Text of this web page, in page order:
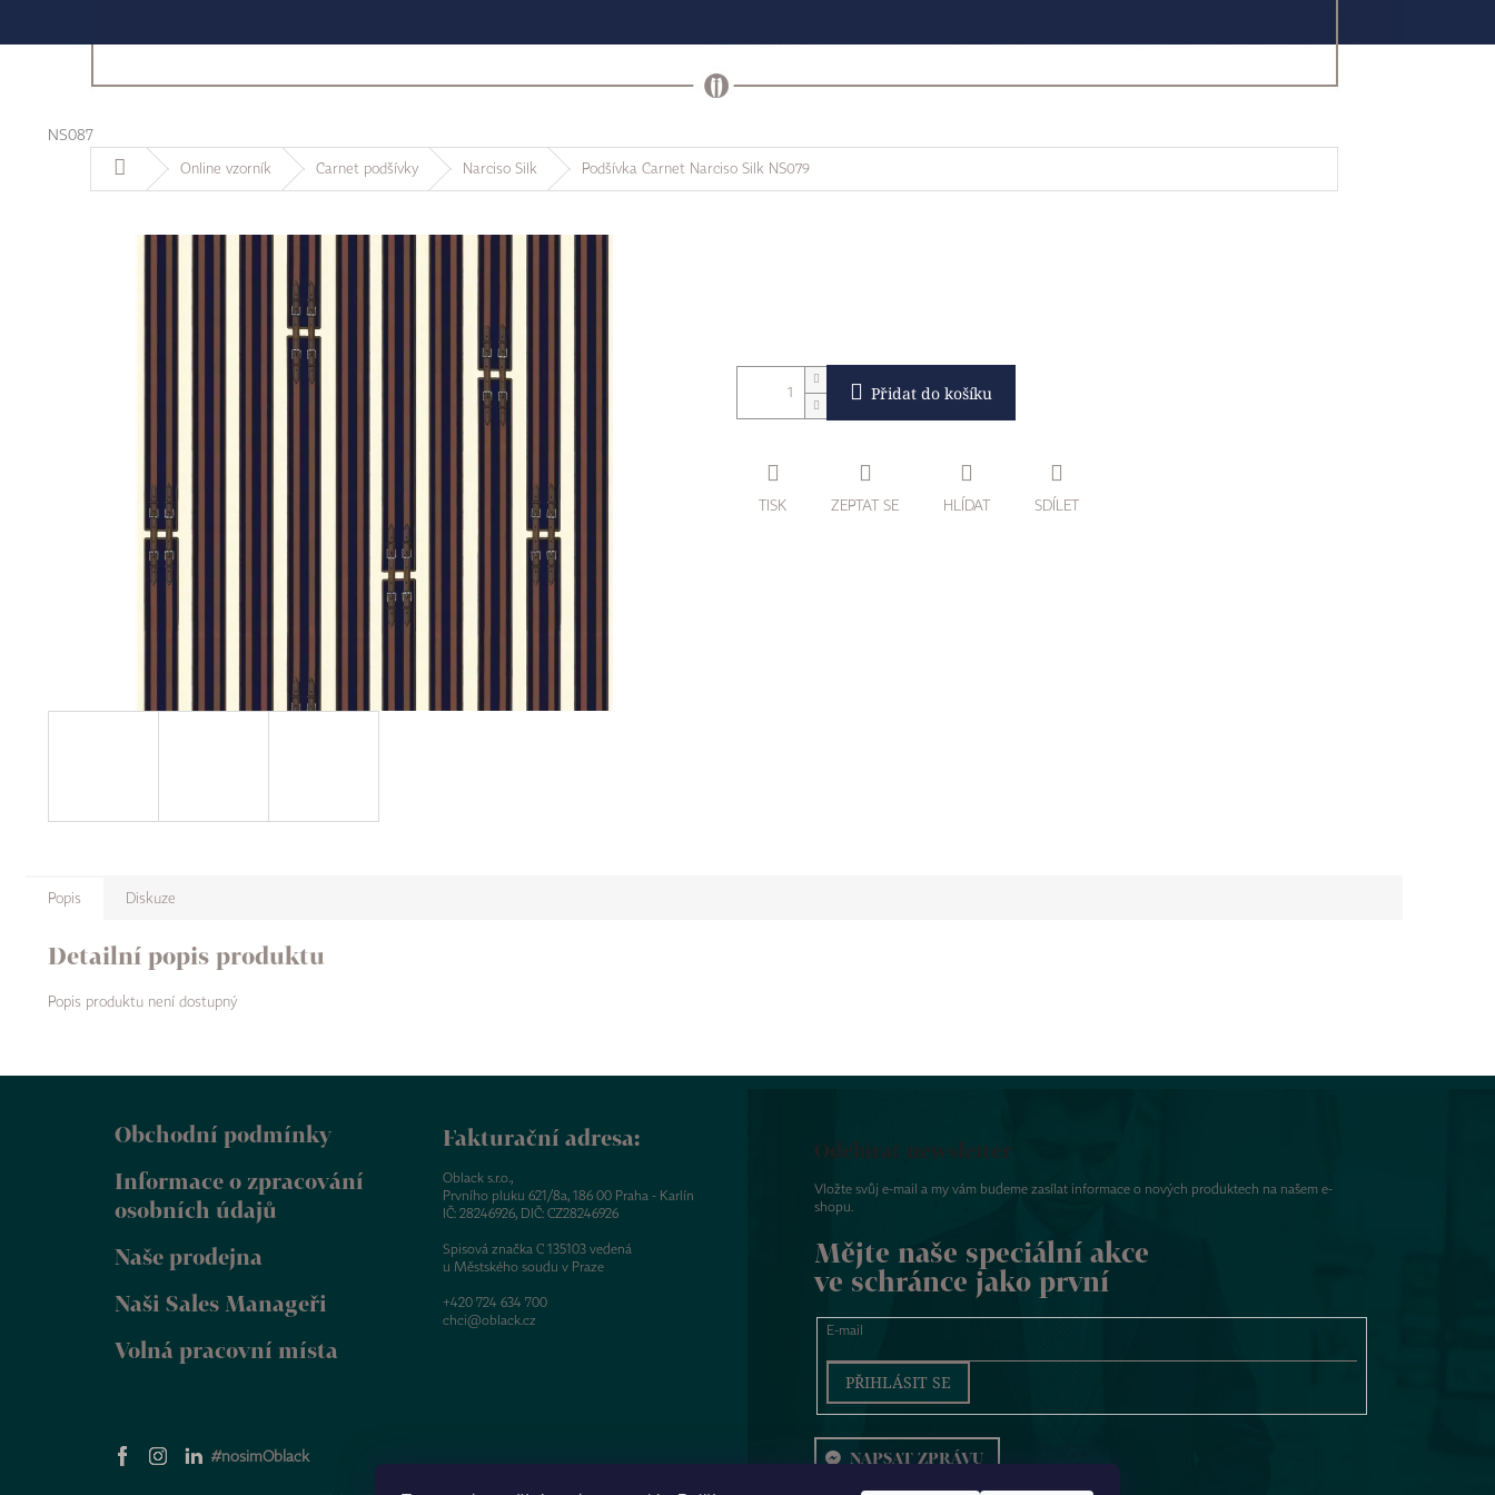
NS087
Domů Online vzorník Carnet podšívky Narciso Silk Podšívka Carnet Narciso Silk NS079
Přidat do košíku
TISK ZEPTAT SE HLÍDAT SDÍLET
Popis Diskuze
Detailní popis produktu
Popis produktu není dostupný
Obchodní podmínky
Informace o zpracování
osobních údajů
Naše prodejna
Naši Sales Manageři
Volná pracovní místa
#nosimOblack
Fakturační adresa:
Oblack s.r.o.,
Prvního pluku 621/8a, 186 00 Praha - Karlín
IČ: 28246926, DIČ: CZ28246926
Spisová značka C 135103 vedená
u Městského soudu v Praze
+420 724 634 700
chci@oblack.cz
Odebírat newsletter
Vložte svůj e-mail a my vám budeme zasílat informace o nových produktech na našem e-
shopu.
Mějte naše speciální akce
ve schránce jako první
E-mail
PŘIHLÁSIT SE
NAPSAT ZPRÁVU